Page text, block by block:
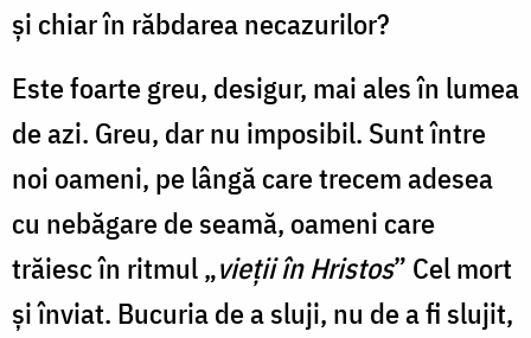
şi chiar în răbdarea necazurilor?
Este foarte greu, desigur, mai ales în lumea
de azi. Greu, dar nu imposibil. Sunt între
noi oameni, pe lângă care trecem adesea
cu nebăgare de seamă, oameni care
trăiesc în ritmul „vieţii în Hristos” Cel mort
şi înviat. Bucuria de a sluji, nu de a fi slujit,